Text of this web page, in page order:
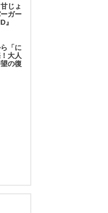
じょ
ガー
』
「に
大人
の復